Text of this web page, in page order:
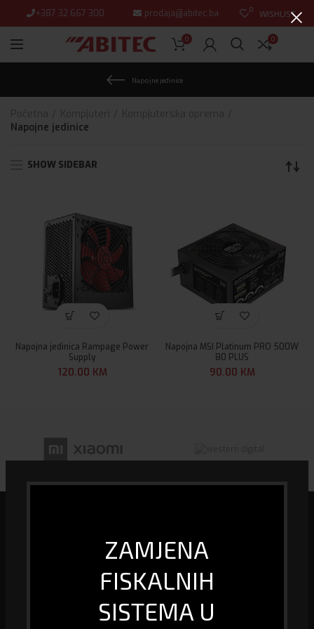
ZAMJENA
FISKALNIH
SISTEMA U
+387 32 667 300 prodaja@abitec.ba 0 WISHLIST
0 0
Napojne jedinice
Napojne jedinice
SHOW SIDEBAR
Napojna jedinica Rampage Power
Supply
120.00 KM
Napojna MSI Platinum PRO 500W
80 PLUS
90.00 KM
Mi smo specijalizirana firma u oblasti biro informacione tehnologije, kao
i prodaje računara i računarske opreme, fiskalizacije te pružanja usluge